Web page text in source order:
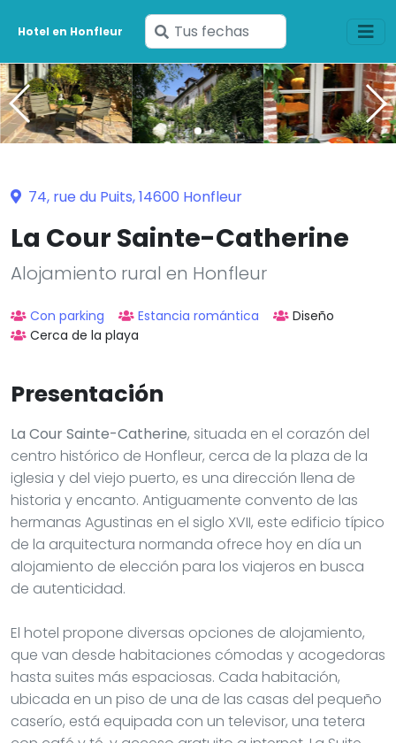
Hotel en Honfleur
Ingresa
tus
fechas
74, rue du Puits, 14600 Honfleur
La Cour Sainte-Catherine
Alojamiento rural en Honfleur
Con parking Estancia romántica
Diseño
Cerca de la playa
Presentación
La Cour Sainte-Catherine, situada en el corazón del
centro histórico de Honfleur, cerca de la plaza de la
iglesia y del viejo puerto, es una dirección llena de
historia y encanto. Antiguamente convento de las
hermanas Agustinas en el siglo XVII, este edificio típico
de la arquitectura normanda ofrece hoy en día un
alojamiento de elección para los viajeros en busca
de autenticidad.
El hotel propone diversas opciones de alojamiento,
que van desde habitaciones cómodas y acogedoras
hasta suites más espaciosas. Cada habitación,
ubicada en un piso de una de las casas del pequeño
caserío, está equipada con un televisor, una tetera